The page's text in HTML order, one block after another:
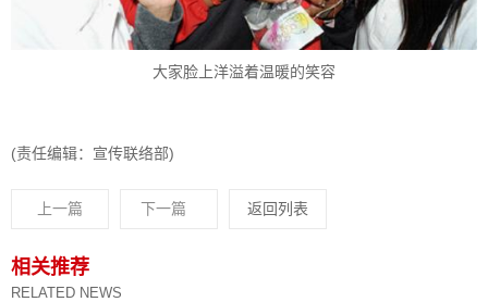
大家脸上洋溢着温暖的笑容
(责任编辑：宣传联络部)
上一篇 下一篇 返回列表
相关推荐
RELATED NEWS